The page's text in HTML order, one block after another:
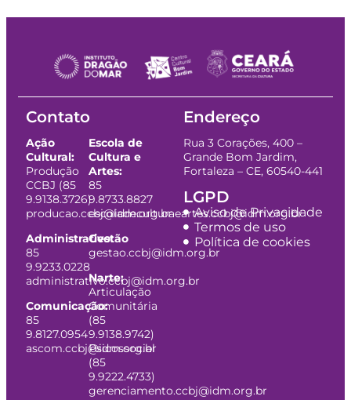
Contato
Ação
Cultural:
Produção
CCBJ (85
9.9138.3726)
producao.ccbj@idm.org.br
Administrativo:
85
9.9233.0228
administrativo.ccbj@idm.org.br
Comunicação:
85
9.8127.0954
ascom.ccbj@idm.org.br
Escola de
Cultura e
Artes:
85
9.8733.8827
escoladeculturaeartes.ccbj@idm.org.br
Gestão
gestao.ccbj@idm.org.br
Narte:
Articulação
Comunitária
(85
9.9138.9742)
Psicossocial
(85
9.9222.4733)
gerenciamento.ccbj@idm.org.br
Endereço
Rua 3 Corações, 400 –
Grande Bom Jardim,
Fortaleza – CE, 60540-441
LGPD
Aviso de Privacidade
Termos de uso
Política de cookies